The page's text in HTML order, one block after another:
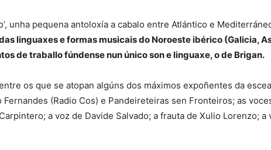
unha pequena antoloxía a cabalo entre Atlántico e
linguaxes e formas musicais do Noroeste ibérico (Galicia,
de traballo fúndense nun único son e linguaxe, o de Brigan.
os que se atopan algúns dos máximos expoñentes da
(Radio Cos) e Pandeireteiras sen Fronteiros; as
a voz de Davide Salvado; a frauta de Xulio Lorenzo; a